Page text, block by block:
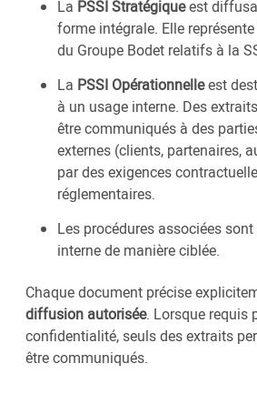
La PSSI Stratégiqueest
forme intégrale. Elle
du Groupe Bodet relatifs à la
La PSSI Opérationnelleest
à un usage interne. Des
être communiqués à des
externes (clients, partenaires,
par des exigences
réglementaires.
Les procédures associées
interne de manière ciblée.
Chaque document précise
diffusion autorisée. Lorsque requis
confidentialité, seuls des extraits
être communiqués.